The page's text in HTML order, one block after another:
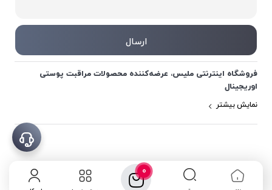
0
فروشگاه اینترنتی ملیس، عرضه‌کننده محصولات مراقبت پوستی
اوریجینال
نمایش بیشتر